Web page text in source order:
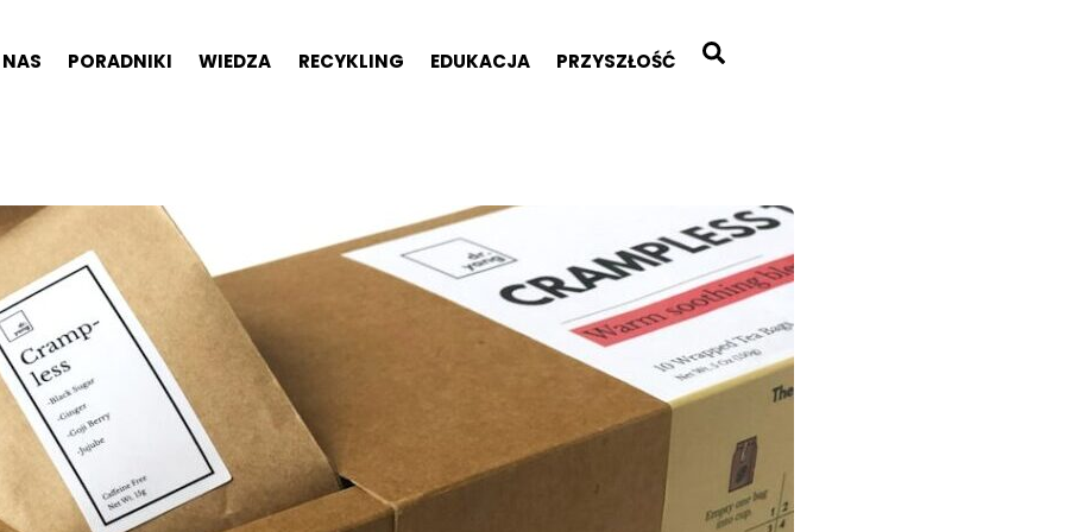
PORADNIKI WIEDZA RECYKLING EDUKACJA PRZYSZŁOŚĆ